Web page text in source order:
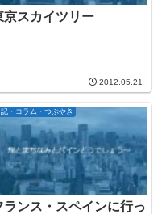
京スカイツリー
2012.05.21
記・コラム・つぶやき
ランス・スペインに行っ